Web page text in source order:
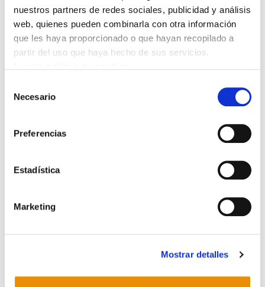
nuestros partners de redes sociales, publicidad y análisis
web, quienes pueden combinarla con otra información
que les haya proporcionado o que hayan recopilado a
partir del uso que haya hecho de sus servicios.
Necesario
Preferencias
Estadística
Marketing
Mostrar detalles